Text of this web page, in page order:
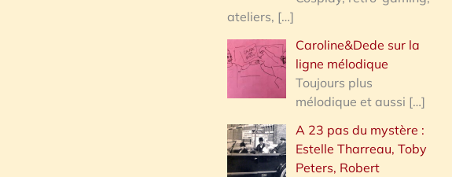
ateliers, […]
Caroline&Dede sur la
ligne mélodique
Toujours plus
mélodique et aussi […]
A 23 pas du mystère :
Estelle Tharreau, Toby
Peters, Robert